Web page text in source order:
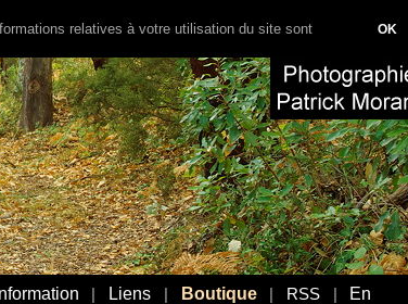
Liens Boutique RSS En
relatives à votre utilisation du site sont
OK